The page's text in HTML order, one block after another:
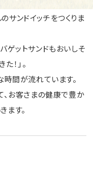
サンドイッチをつくりま
ゲットサンドもおいしそ
！」。
時間が流れています。
、お客さまの健康で豊か
ます。